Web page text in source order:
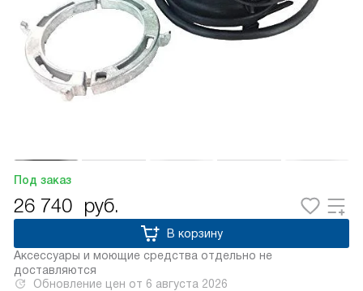
Под заказ
26 740 руб.
Аксессуары и моющие средства отдельно не
доставляются
В корзину
Обновление цен от 6 августа 2026